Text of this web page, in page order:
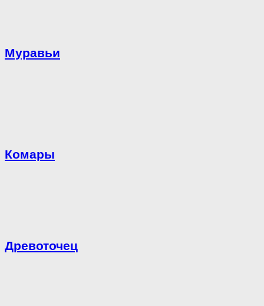
Муравьи
Комары
Древоточец